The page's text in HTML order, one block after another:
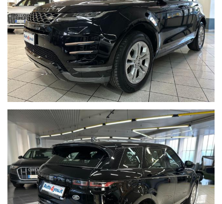
Bracciolo
USB
Portabevande
Climatizzatore automatico bi-zona
Bocchette clima posteriori
Hill Holder
Pneumatici anteriori estiviNereus Dyntrac 235/60 R18
107V - Battistrada 5,65mm
Pneumatici posteriori estiviTyfoon Successor 5 235/60
R18 103V - Battistrada 6,00mm
PREVENTIVI DI FINANZIAMENTO PERSONALIZZATI
I KM DELLE NOSTRE AUTO SONO INDICATI NEL
CONTRATTO DI VENDITA, NELLA FATTURA E NEL
DOCUMENTO DI GARANZIA.